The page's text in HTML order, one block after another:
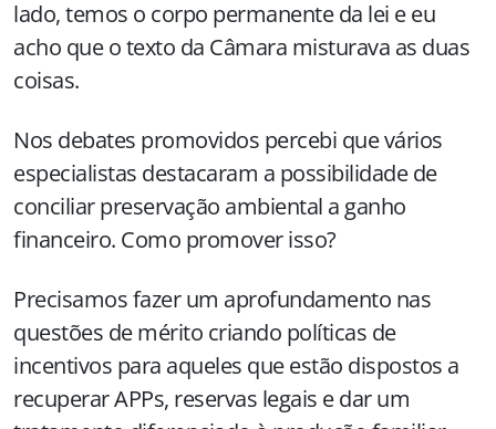
lado, temos o corpo permanente da lei e eu
acho que o texto da Câmara misturava as duas
coisas.
Nos debates promovidos percebi que vários
especialistas destacaram a possibilidade de
conciliar preservação ambiental a ganho
financeiro. Como promover isso?
Precisamos fazer um aprofundamento nas
questões de mérito criando políticas de
incentivos para aqueles que estão dispostos a
recuperar APPs, reservas legais e dar um